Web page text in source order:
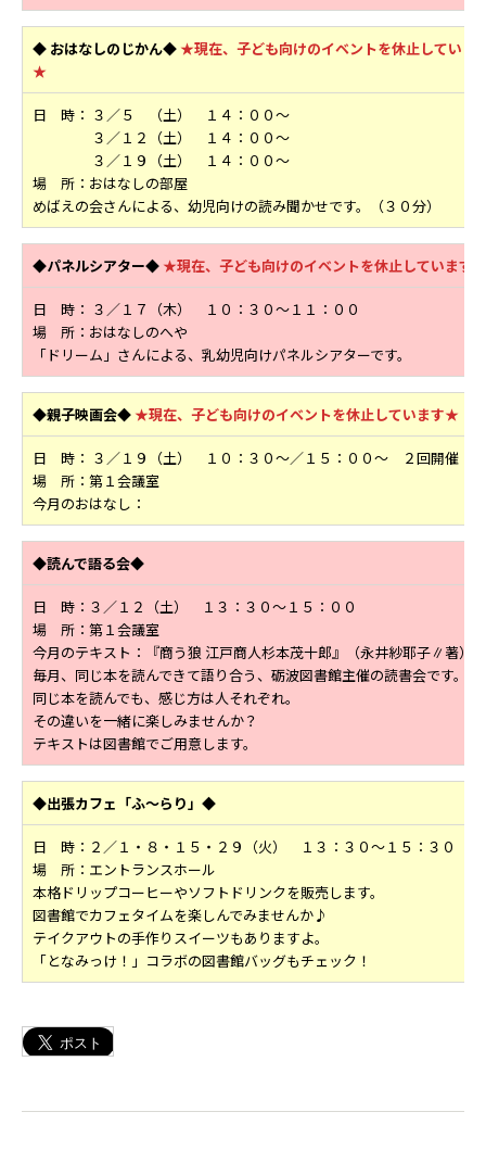
◆ おはなしのじかん◆★現在、子ども向けのイベントを休止していま
★
日 時： ３／５ （土） １４：００～
３／１２（土） １４：００～
３／１９（土） １４：００～
場 所：おはなしの部屋
めばえの会さんによる、幼児向けの読み聞かせです。（３０分）
◆パネルシアター◆ ★現在、子ども向けのイベントを休止しています★
日 時： ３／１７（木） １０：３０～１１：００
場 所：おはなしのへや
「ドリーム」さんによる、乳幼児向けパネルシアターです。
◆親子映画会◆★現在、子ども向けのイベントを休止しています★
日 時： ３／１９（土） １０：３０～／１５：００～ ２回開催
場 所：第１会議室
今月のおはなし：
◆読んで語る会◆
日 時：３／１２（土） １３：３０～１５：００
場 所：第１会議室
今月のテキスト：『商う狼 江戸商人杉本茂十郎』（永井紗耶子∥著）
毎月、同じ本を読んできて語り合う、砺波図書館主催の読書会です。
同じ本を読んでも、感じ方は人それぞれ。
その違いを一緒に楽しみませんか？
テキストは図書館でご用意します。
◆出張カフェ「ふ～らり」◆
日 時：２／１・８・１５・２９（火） １３：３０～１５：３０
場 所：エントランスホール
本格ドリップコーヒーやソフトドリンクを販売します。
図書館でカフェタイムを楽しんでみませんか♪
テイクアウトの手作りスイーツもありますよ。
「となみっけ！」コラボの図書館バッグもチェック！